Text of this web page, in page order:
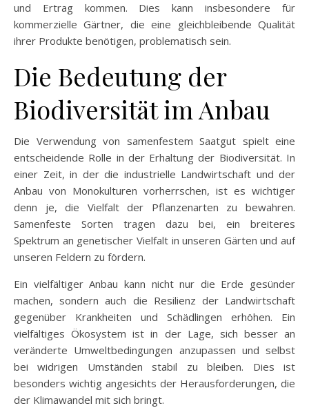
und Ertrag kommen. Dies kann insbesondere für
kommerzielle Gärtner, die eine gleichbleibende Qualität
ihrer Produkte benötigen, problematisch sein.
Die Bedeutung der
Biodiversität im Anbau
Die Verwendung von samenfestem Saatgut spielt eine
entscheidende Rolle in der Erhaltung der Biodiversität. In
einer Zeit, in der die industrielle Landwirtschaft und der
Anbau von Monokulturen vorherrschen, ist es wichtiger
denn je, die Vielfalt der Pflanzenarten zu bewahren.
Samenfeste Sorten tragen dazu bei, ein breiteres
Spektrum an genetischer Vielfalt in unseren Gärten und auf
unseren Feldern zu fördern.
Ein vielfältiger Anbau kann nicht nur die Erde gesünder
machen, sondern auch die Resilienz der Landwirtschaft
gegenüber Krankheiten und Schädlingen erhöhen. Ein
vielfältiges Ökosystem ist in der Lage, sich besser an
veränderte Umweltbedingungen anzupassen und selbst
bei widrigen Umständen stabil zu bleiben. Dies ist
besonders wichtig angesichts der Herausforderungen, die
der Klimawandel mit sich bringt.